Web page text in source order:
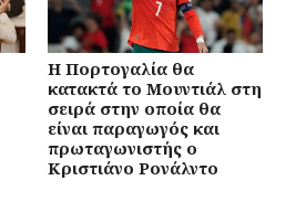
Η Πορτογαλία θα
κατακτά το Μουντιάλ στη
σειρά στην οποία θα
είναι παραγωγός και
πρωταγωνιστής ο
Κριστιάνο Ρονάλντο